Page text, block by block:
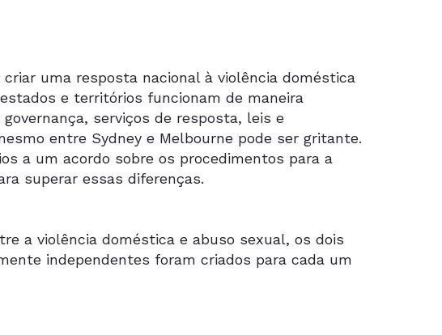
uma resposta nacional à violência doméstica
e territórios funcionam de maneira
serviços de resposta, leis e
entre Sydney e Melbourne pode ser gritante.
a um acordo sobre os procedimentos para a
superar essas diferenças.
a violência doméstica e abuso sexual, os dois
independentes foram criados para cada um